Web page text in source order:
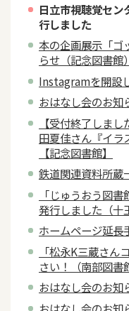
日立市視聴覚セ
行しました
本の企画展示「ゴ
らせ（記念図書館）
Instagramを開設
おはなし会のお知
【受付終了しま
田夏佳さん『イラ
【記念図書館】
鉄道関連資料所蔵
「じゅうおう図
発行しました（十
ホームページ延長
「松永K三蔵さん
さい！（南部図書
おはなし会のお知